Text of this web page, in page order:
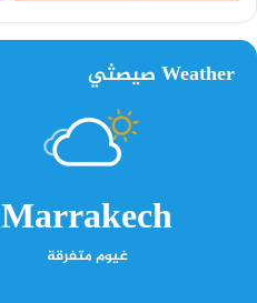
Weather صيصثي
Marrakech
غيوم متفرقة